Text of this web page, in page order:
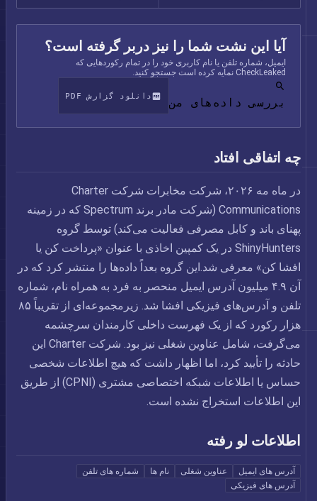
آیا این نشت شما را نیز دربر گرفته است؟
ایمیل، شماره تلفن یا نام کاربری خود را در تمام رکوردهایی که
CheckLeaked نمایه کرده است جستجو کنید.
بررسی داده‌های من دانلود گزارش PDF
چه اتفاقی افتاد
در ماه مه ۲۰۲۶، شرکت مخابرات شرکت Charter
Communications (شرکت مادر برند Spectrum که در زمینه
پهنای باند و کابل مصرفی فعالیت می‌کند) توسط گروه
ShinyHunters در یک کمپین اخاذی با عنوان «پرداخت کن یا
افشا کن» معرفی شد.این گروه بعداً داده‌ها را منتشر کرد که در
آن ۴.۹ میلیون آدرس ایمیل منحصر به فرد به همراه نام، شماره
تلفن و آدرس‌های فیزیکی افشا شد. زیرمجموعه‌ای از تقریباً ۸۵
هزار رکورد که از یک فهرست داخلی کارمندان سرچشمه
می‌گرفت، شامل عناوین شغلی نیز بود. شرکت Charter این
حادثه را تأیید کرد، اما اظهار داشت که هیچ اطلاعات شخصی
حساس یا اطلاعات شبکه اختصاصی مشتری (CPNI) از طریق
این اطلاعات استخراج نشده است.
اطلاعات لو رفته
آدرس های ایمیل عناوین شغلی نام ها
شماره های تلفن
آدرس های فیزیکی